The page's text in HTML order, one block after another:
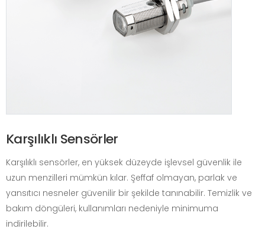
Karşılıklı Sensörler
Karşılıklı sensörler, en yüksek düzeyde işlevsel güvenlik ile
uzun menzilleri mümkün kılar. Şeffaf olmayan, parlak ve
yansıtıcı nesneler güvenilir bir şekilde tanınabilir. Temizlik ve
bakım döngüleri, kullanımları nedeniyle minimuma
indirilebilir.